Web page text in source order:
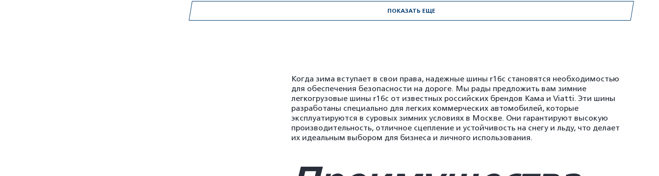
ПОКАЗАТЬ ЕЩЕ
Когда зима вступает в свои права, надежные шины r16с становятся необходимостью
для обеспечения безопасности на дороге. Мы рады предложить вам зимние
легкогрузовые шины r16с от известных российских брендов Кама и Viatti. Эти шины
разработаны специально для легких коммерческих автомобилей, которые
эксплуатируются в суровых зимних условиях в Москве. Они гарантируют высокую
производительность, отличное сцепление и устойчивость на снегу и льду, что делает
их идеальным выбором для бизнеса и личного использования.